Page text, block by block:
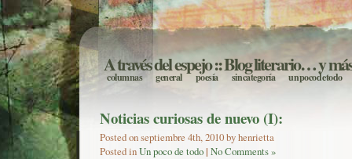
A través del espejo:: Blog literario… y
columnas general poesía sin categoría un poco de todo
Noticias curiosas de nuevo (I):
Posted on septiembre 4th, 2010 by henrietta
Posted inUn poco de todo| No Comments »